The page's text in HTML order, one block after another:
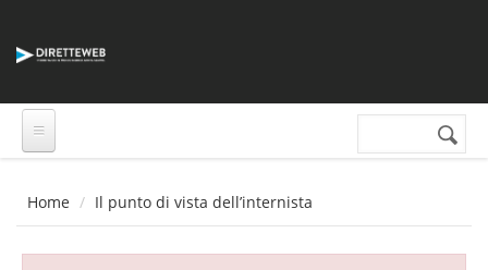
Form di
Cerca nel sito
Home Il punto di vista dell’internista